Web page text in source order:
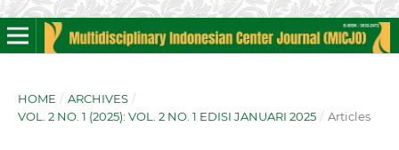
HOME / ARCHIVES /
VOL. 2 NO. 1 (2025): VOL. 2 NO. 1 EDISI JANUARI 2025 / Articles